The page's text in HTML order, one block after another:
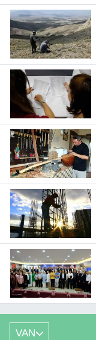
VAN